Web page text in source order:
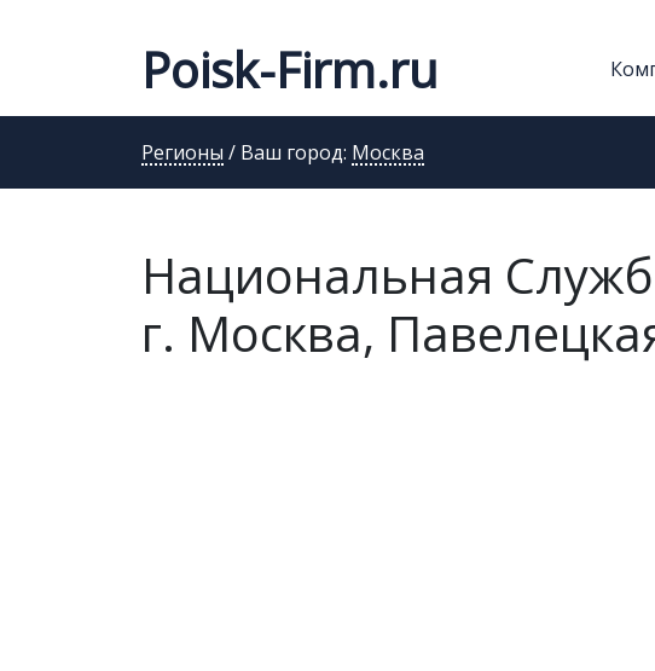
Poisk-Firm.ru
Регионы / Ваш город: Москва
Национальная
г. Москва,